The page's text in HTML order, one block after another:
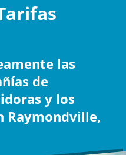
las
de
y los
Raymondville,